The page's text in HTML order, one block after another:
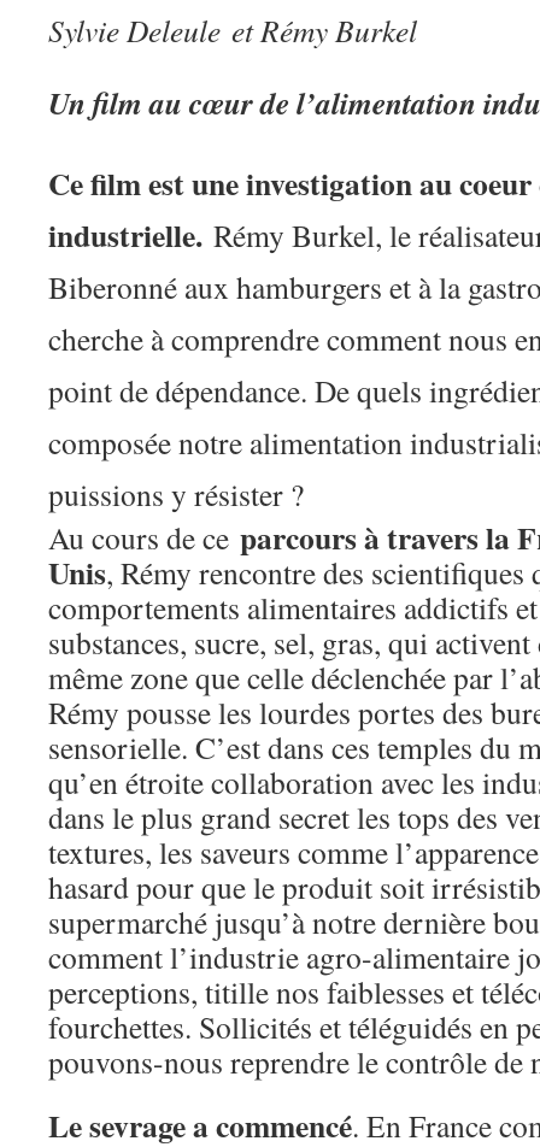
Sylvie Deleule et Rémy Burkel
Un film au cœur de l’alimentation
Ce film est une investigation au
industrielle. Rémy Burkel, le
Biberonné aux hamburgers et à la
cherche à comprendre comment nous
point de dépendance. De quels
composée notre alimentation
puissions y résister ?
Au cours de ce parcours à travers la
Unis, Rémy rencontre des
comportements alimentaires addictifs
substances, sucre, sel, gras, qui
même zone que celle déclenchée par
Rémy pousse les lourdes portes des
sensorielle. C’est dans ces temples du
qu’en étroite collaboration avec les
dans le plus grand secret les tops des
textures, les saveurs comme
hasard pour que le produit soit
supermarché jusqu’à notre dernière
comment l’industrie agro-alimentaire
perceptions, titille nos faiblesses et
fourchettes. Sollicités et téléguidés en
pouvons-nous reprendre le contrôle de
Le sevrage a commencé. En France